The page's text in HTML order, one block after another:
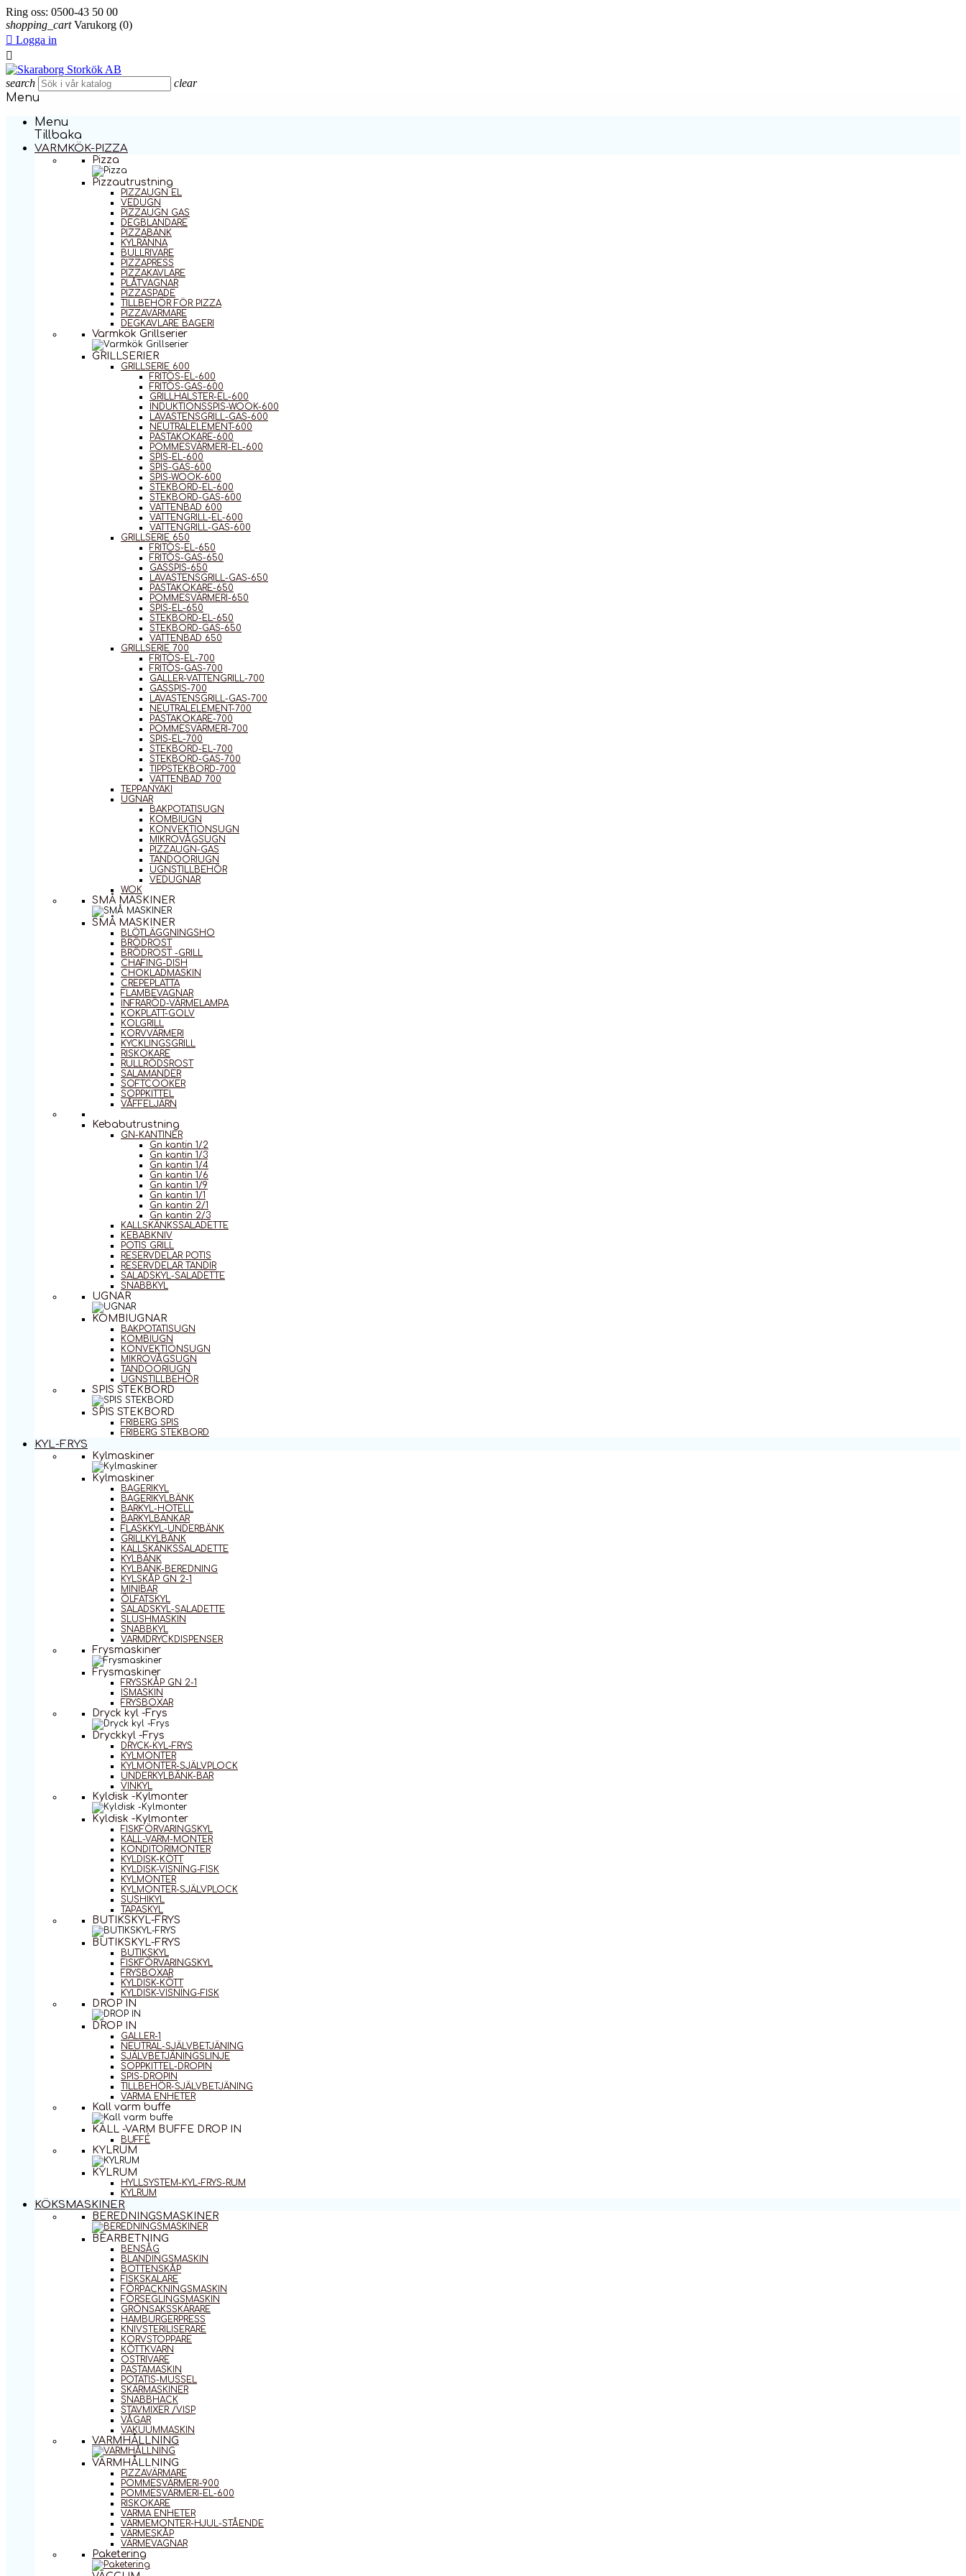
Ring oss: 0500-43 50 00
shopping_cart Varukorg (0)
 Logga in

search clear
Menu
Menu
Tillbaka
VARMKÖK-PIZZA
Pizza
Pizzautrustning
PIZZAUGN EL
VEDUGN
PIZZAUGN GAS
DEGBLANDARE
PIZZABÄNK
KYLRÄNNA
BULLRIVARE
PIZZAPRESS
PIZZAKAVLARE
PLÅTVAGNAR
PIZZASPADE
TILLBEHÖR FÖR PIZZA
PIZZAVÄRMARE
DEGKAVLARE BAGERI
Varmkök Grillserier
GRILLSERIER
GRILLSERIE 600
FRITÖS-EL-600
FRITÖS-GAS-600
GRILLHALSTER-EL-600
INDUKTIONSSPIS-WOOK-600
LAVASTENSGRILL-GAS-600
NEUTRALELEMENT-600
PASTAKOKARE-600
POMMESVÄRMERI-EL-600
SPIS-EL-600
SPIS-GAS-600
SPIS-WOOK-600
STEKBORD-EL-600
STEKBORD-GAS-600
VATTENBAD 600
VATTENGRILL-EL-600
VATTENGRILL-GAS-600
GRILLSERIE 650
FRITÖS-EL-650
FRITÖS-GAS-650
GASSPIS-650
LAVASTENSGRILL-GAS-650
PASTAKOKARE-650
POMMESVÄRMERI-650
SPIS-EL-650
STEKBORD-EL-650
STEKBORD-GAS-650
VATTENBAD 650
GRILLSERIE 700
FRITÖS-EL-700
FRITÖS-GAS-700
GALLER-VATTENGRILL-700
GASSPIS-700
LAVASTENSGRILL-GAS-700
NEUTRALELEMENT-700
PASTAKOKARE-700
POMMESVÄRMERI-700
SPIS-EL-700
STEKBORD-EL-700
STEKBORD-GAS-700
TIPPSTEKBORD-700
VATTENBAD 700
TEPPANYAKI
UGNAR
BAKPOTATISUGN
KOMBIUGN
KONVEKTIONSUGN
MIKROVÅGSUGN
PIZZAUGN-GAS
TANDOORIUGN
UGNSTILLBEHÖR
VEDUGNAR
WOK
SMÅ MASKINER
SMÅ MASKINER
BLÖTLÄGGNINGSHO
BRÖDROST
BRÖDROST -GRILL
CHAFING-DISH
CHOKLADMASKIN
CREPEPLATTA
FLAMBEVAGNAR
INFRARÖD-VÄRMELAMPA
KOKPLATT-GOLV
KOLGRILL
KORVVÄRMERI
KYCKLINGSGRILL
RISKOKARE
RULLRÖDSROST
SALAMANDER
SOFTCOOKER
SOPPKITTEL
VÅFFELJÄRN
Kebabutrustning
GN-KANTINER
Gn kantin 1/2
Gn kantin 1/3
Gn kantin 1/4
Gn kantin 1/6
Gn kantin 1/9
Gn kantin 1/1
Gn kantin 2/1
Gn kantin 2/3
KALLSKÄNKSSALADETTE
KEBABKNIV
POTIS GRILL
RESERVDELAR POTIS
RESERVDELAR TANDIR
SALADSKYL-SALADETTE
SNABBKYL
UGNAR
KOMBIUGNAR
BAKPOTATISUGN
KOMBIUGN
KONVEKTIONSUGN
MIKROVÅGSUGN
TANDOORIUGN
UGNSTILLBEHÖR
SPIS STEKBORD
SPIS STEKBORD
FRIBERG SPIS
FRIBERG STEKBORD
KYL-FRYS
Kylmaskiner
Kylmaskiner
BAGERIKYL
BAGERIKYLBÄNK
BARKYL-HOTELL
BARKYLBÄNKAR
FLASKKYL-UNDERBÄNK
GRILLKYLBÄNK
KALLSKÄNKSSALADETTE
KYLBÄNK
KYLBÄNK-BEREDNING
KYLSKÅP GN 2-1
MINIBAR
ÖLFATSKYL
SALADSKYL-SALADETTE
SLUSHMASKIN
SNABBKYL
VARMDRYCKDISPENSER
Frysmaskiner
Frysmaskiner
FRYSSKÅP GN 2-1
ISMASKIN
FRYSBOXAR
Dryck kyl -Frys
Dryckkyl -Frys
DRYCK-KYL-FRYS
KYLMONTER
KYLMONTER-SJÄLVPLOCK
UNDERKYLBÄNK-BAR
VINKYL
Kyldisk -Kylmonter
Kyldisk -Kylmonter
FISKFÖRVARINGSKYL
KALL-VARM-MONTER
KONDITORIMONTER
KYLDISK-KÖTT
KYLDISK-VISNING-FISK
KYLMONTER
KYLMONTER-SJÄLVPLOCK
SUSHIKYL
TAPASKYL
BUTIKSKYL-FRYS
BUTIKSKYL-FRYS
BUTIKSKYL
FISKFÖRVARINGSKYL
FRYSBOXAR
KYLDISK-KÖTT
KYLDISK-VISNING-FISK
DROP IN
DROP IN
GALLER-1
NEUTRAL-SJÄLVBETJÄNING
SJÄLVBETJÄNINGSLINJE
SOPPKITTEL-DROPIN
SPIS-DROPIN
TILLBEHÖR-SJÄLVBETJÄNING
VARMA ENHETER
Kall varm buffe
KALL -VARM BUFFE DROP IN
BUFFÉ
KYLRUM
KYLRUM
HYLLSYSTEM-KYL-FRYS-RUM
KYLRUM
KÖKSMASKINER
BEREDNINGSMASKINER
BEARBETNING
BENSÅG
BLANDINGSMASKIN
BOTTENSKÅP
FISKSKALARE
FÖRPACKNINGSMASKIN
FÖRSEGLINGSMASKIN
GRÖNSAKSSKÄRARE
HAMBURGERPRESS
KNIVSTERILISERARE
KORVSTOPPARE
KÖTTKVARN
OSTRIVARE
PASTAMASKIN
POTATIS-MUSSEL
SKÄRMASKINER
SNABBHACK
STAVMIXER /VISP
VÅGAR
VAKUUMMASKIN
VARMHÅLLNING
VARMHÅLLNING
PIZZAVÄRMARE
POMMESVÄRMERI-900
POMMESVÄRMERI-EL-600
RISKOKARE
VARMA ENHETER
VÄRMEMONTER-HJUL-STÅENDE
VÄRMESKÅP
VÄRMEVAGNAR
Paketering